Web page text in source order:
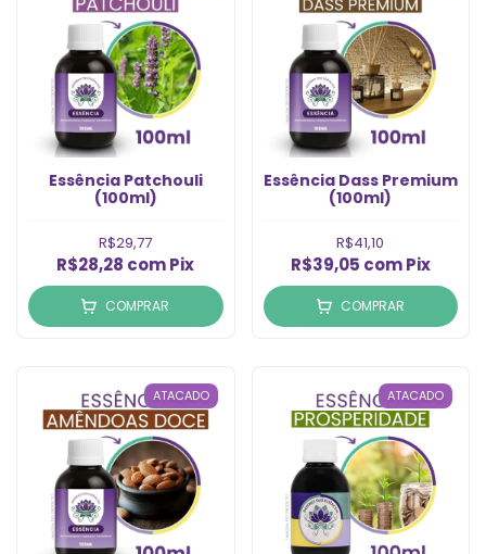
Essência Patchouli
(100ml)
R$29,77
R$28,28 comPix
COMPRAR
Essência Dass Premium
(100ml)
R$41,10
R$39,05 com Pix
COMPRAR
ATACADO ATACADO